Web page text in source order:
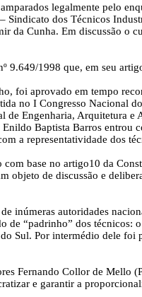
legalmente pelo
Sindicato dos Técnicos
da Cunha. Em discussão o
1998 que, em seu
foi aprovado em tempo
no I Congresso Nacional
Engenharia, Arquitetura
Baptista Barros entrou
a representatividade dos
base no artigo10 da
objeto de discussão e
inúmeras autoridades
“padrinho” dos técnicos:
Sul. Por intermédio dele
Fernando Collor de
e garantir a